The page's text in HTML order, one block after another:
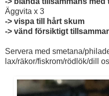
Äggvita x 3
-> vispa till hårt skum
-> vänd försiktigt
Servera med smetana/
lax/räkor/fiskrom/rödlök/dill